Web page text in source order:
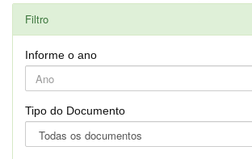
Filtro
Informe o ano
Tipo do Documento